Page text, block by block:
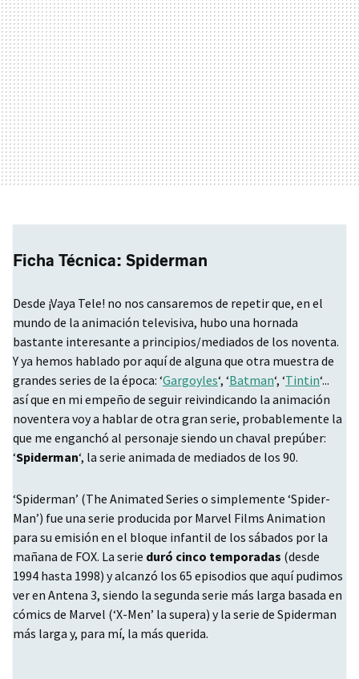
Ficha Técnica: Spiderman
Desde ¡Vaya Tele! no nos cansaremos de repetir que, en el
mundo de la animación televisiva, hubo una hornada
bastante interesante a principios/mediados de los noventa.
Y ya hemos hablado por aquí de alguna que otra muestra de
grandes series de la época: ‘Gargoyles‘, ‘Batman‘, ‘Tintin‘...
así que en mi empeño de seguir reivindicando la animación
noventera voy a hablar de otra gran serie, probablemente la
que me enganchó al personaje siendo un chaval prepúber:
‘Spiderman‘, la serie animada de mediados de los 90.
‘Spiderman’ (The Animated Series o simplemente ‘Spider-
Man’) fue una serie producida por Marvel Films Animation
para su emisión en el bloque infantil de los sábados por la
mañana de FOX. La serie duró cinco temporadas (desde
1994 hasta 1998) y alcanzó los 65 episodios que aquí pudimos
ver en Antena 3, siendo la segunda serie más larga basada en
cómics de Marvel (‘X-Men’ la supera) y la serie de Spiderman
más larga y, para mí, la más querida.